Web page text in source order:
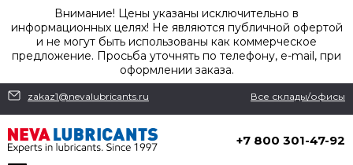
Внимание! Цены указаны исключительно в
информационных целях! Не являются публичной офертой
и не могут быть использованы как коммерческое
предложение. Просьба уточнять по телефону, e-mail, при
оформлении заказа.
zakaz1@nevalubricants.ru Все склады/офисы
+7 800 301-47-92